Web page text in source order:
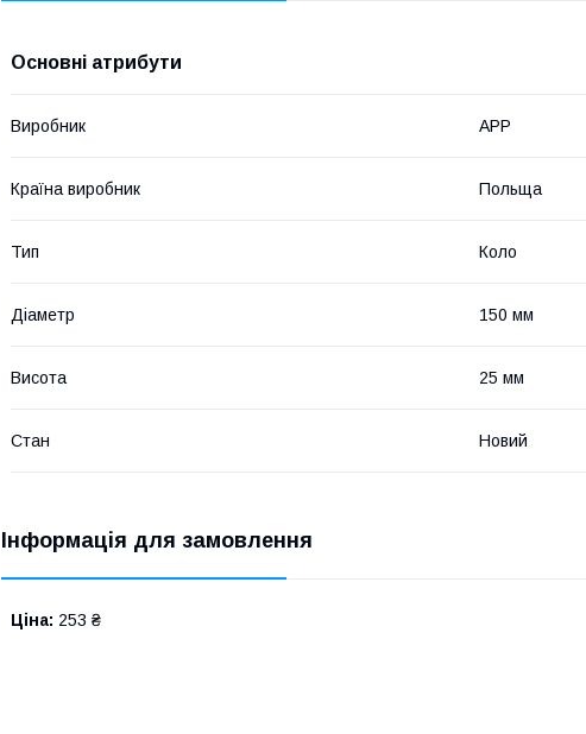
Основні атрибути
Виробник APP
Країна виробник Польща
Тип Коло
Діаметр 150 мм
Висота 25 мм
Стан Новий
Інформація для замовлення
Ціна: 253 ₴